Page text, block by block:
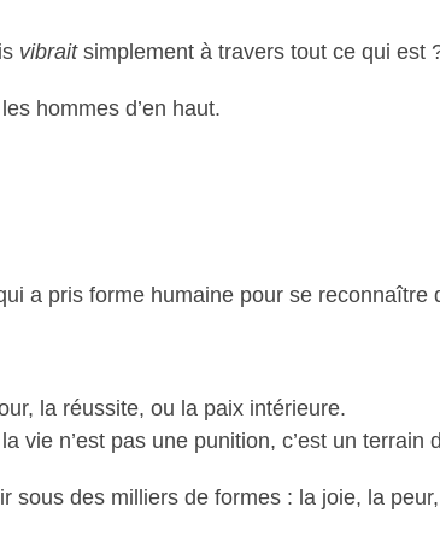
vibraitsimplement à travers tout ce qui est
hommes d’en haut.
a pris forme humaine pour se reconnaître
la réussite, ou la paix intérieure.
n’est pas une punition, c’est un terrain
sous des milliers de formes : la joie, la